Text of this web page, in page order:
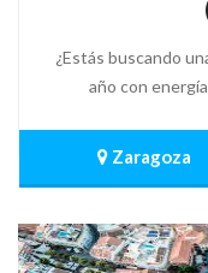
¿Estás buscando
año con
Zaragoza